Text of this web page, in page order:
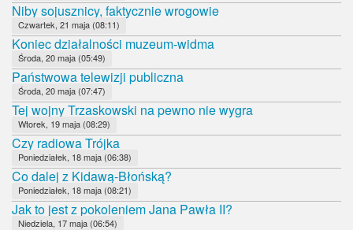
Niby sojusznicy, faktycznie wrogowie
Czwartek, 21 maja (08:11)
Koniec działalności muzeum-widma
Środa, 20 maja (05:49)
Państwowa telewizji publiczna
Środa, 20 maja (07:47)
Tej wojny Trzaskowski na pewno nie wygra
Wtorek, 19 maja (08:29)
Czy radiowa Trójka
Poniedziałek, 18 maja (06:38)
Co dalej z Kidawą-Błońską?
Poniedziałek, 18 maja (08:21)
Jak to jest z pokoleniem Jana Pawła II?
Niedziela, 17 maja (06:54)